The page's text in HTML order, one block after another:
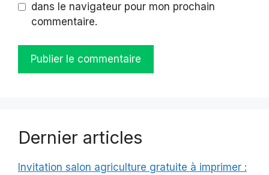
dans le navigateur pour mon prochain
commentaire.
Dernier articles
Invitation salon agriculture gratuite à imprimer :